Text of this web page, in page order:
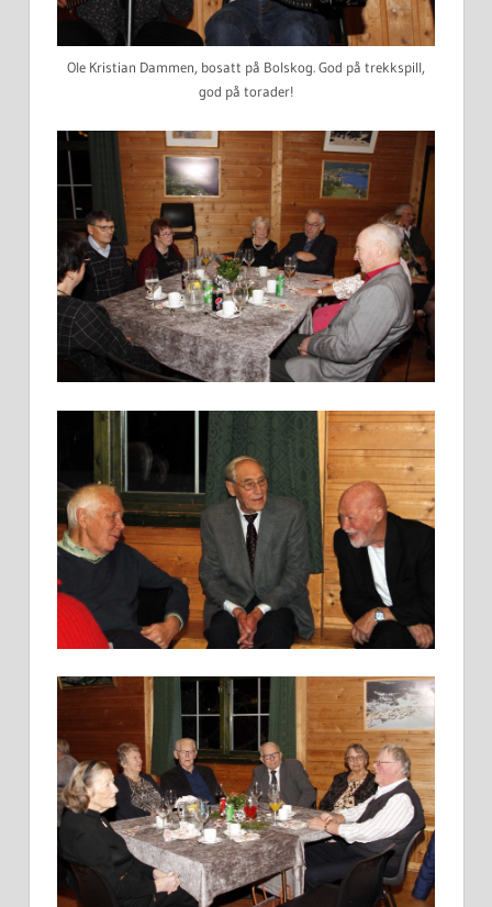
Ole Kristian Dammen, bosatt på Bolskog. God på trekkspill,
god på torader!